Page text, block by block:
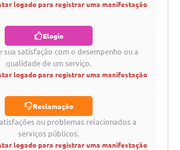
logado para registrar uma manifestação
Elogio
sua satisfação com o desempenho ou a
qualidade de um serviço.
logado para registrar uma manifestação
Reclamação
ou problemas relacionados a
serviços públicos.
logado para registrar uma manifestação